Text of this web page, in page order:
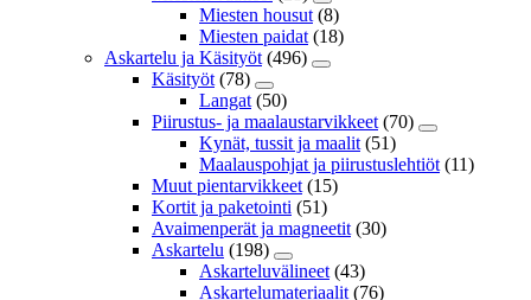
Miesten housut (8)
Miesten paidat (18)
Askartelu ja Käsityöt (496)
Käsityöt (78)
Langat (50)
Piirustus- ja maalaustarvikkeet (70)
Kynät, tussit ja maalit (51)
Maalauspohjat ja piirustuslehtiöt (11)
Muut pientarvikkeet (15)
Kortit ja paketointi (51)
Avaimenperät ja magneetit (30)
Askartelu (198)
Askarteluvälineet (43)
Askartelumateriaalit (76)